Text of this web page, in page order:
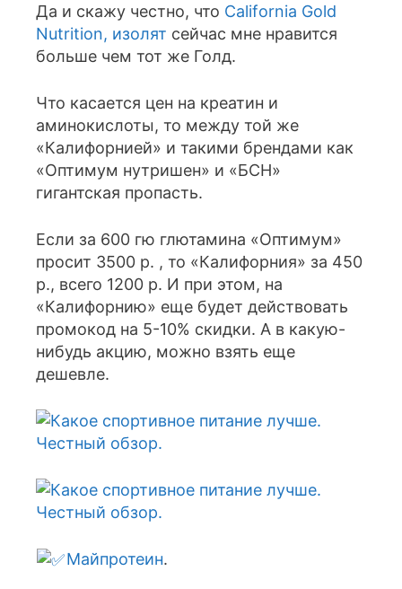
Да и скажу честно, что California Gold
Nutrition, изолят сейчас мне нравится
больше чем тот же Голд.
Что касается цен на креатин и
аминокислоты, то между той же
«Калифорнией» и такими брендами как
«Оптимум нутришен» и «БСН»
гигантская пропасть.
Если за 600 гю глютамина «Оптимум»
просит 3500 р. , то «Калифорния» за 450
р., всего 1200 р. И при этом, на
«Калифорнию» еще будет действовать
промокод на 5-10% скидки. А в какую-
нибудь акцию, можно взять еще
дешевле.
Майпротеин.